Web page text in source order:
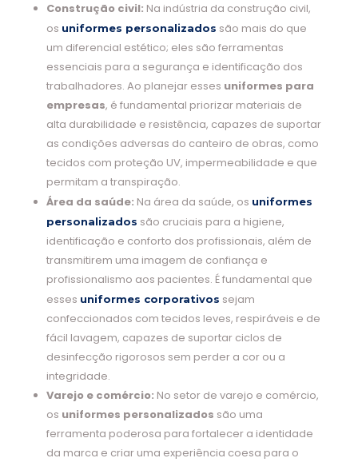
Construção civil: Na indústria da construção civil,
os uniformes personalizados são mais do que
um diferencial estético; eles são ferramentas
essenciais para a segurança e identificação dos
trabalhadores. Ao planejar esses uniformes para
empresas, é fundamental priorizar materiais de
alta durabilidade e resistência, capazes de suportar
as condições adversas do canteiro de obras, como
tecidos com proteção UV, impermeabilidade e que
permitam a transpiração.
Área da saúde: Na área da saúde, os uniformes
personalizados são cruciais para a higiene,
identificação e conforto dos profissionais, além de
transmitirem uma imagem de confiança e
profissionalismo aos pacientes. É fundamental que
esses uniformes corporativos sejam
confeccionados com tecidos leves, respiráveis e de
fácil lavagem, capazes de suportar ciclos de
desinfecção rigorosos sem perder a cor ou a
integridade.
Varejo e comércio: No setor de varejo e comércio,
os uniformes personalizados são uma
ferramenta poderosa para fortalecer a identidade
da marca e criar uma experiência coesa para o